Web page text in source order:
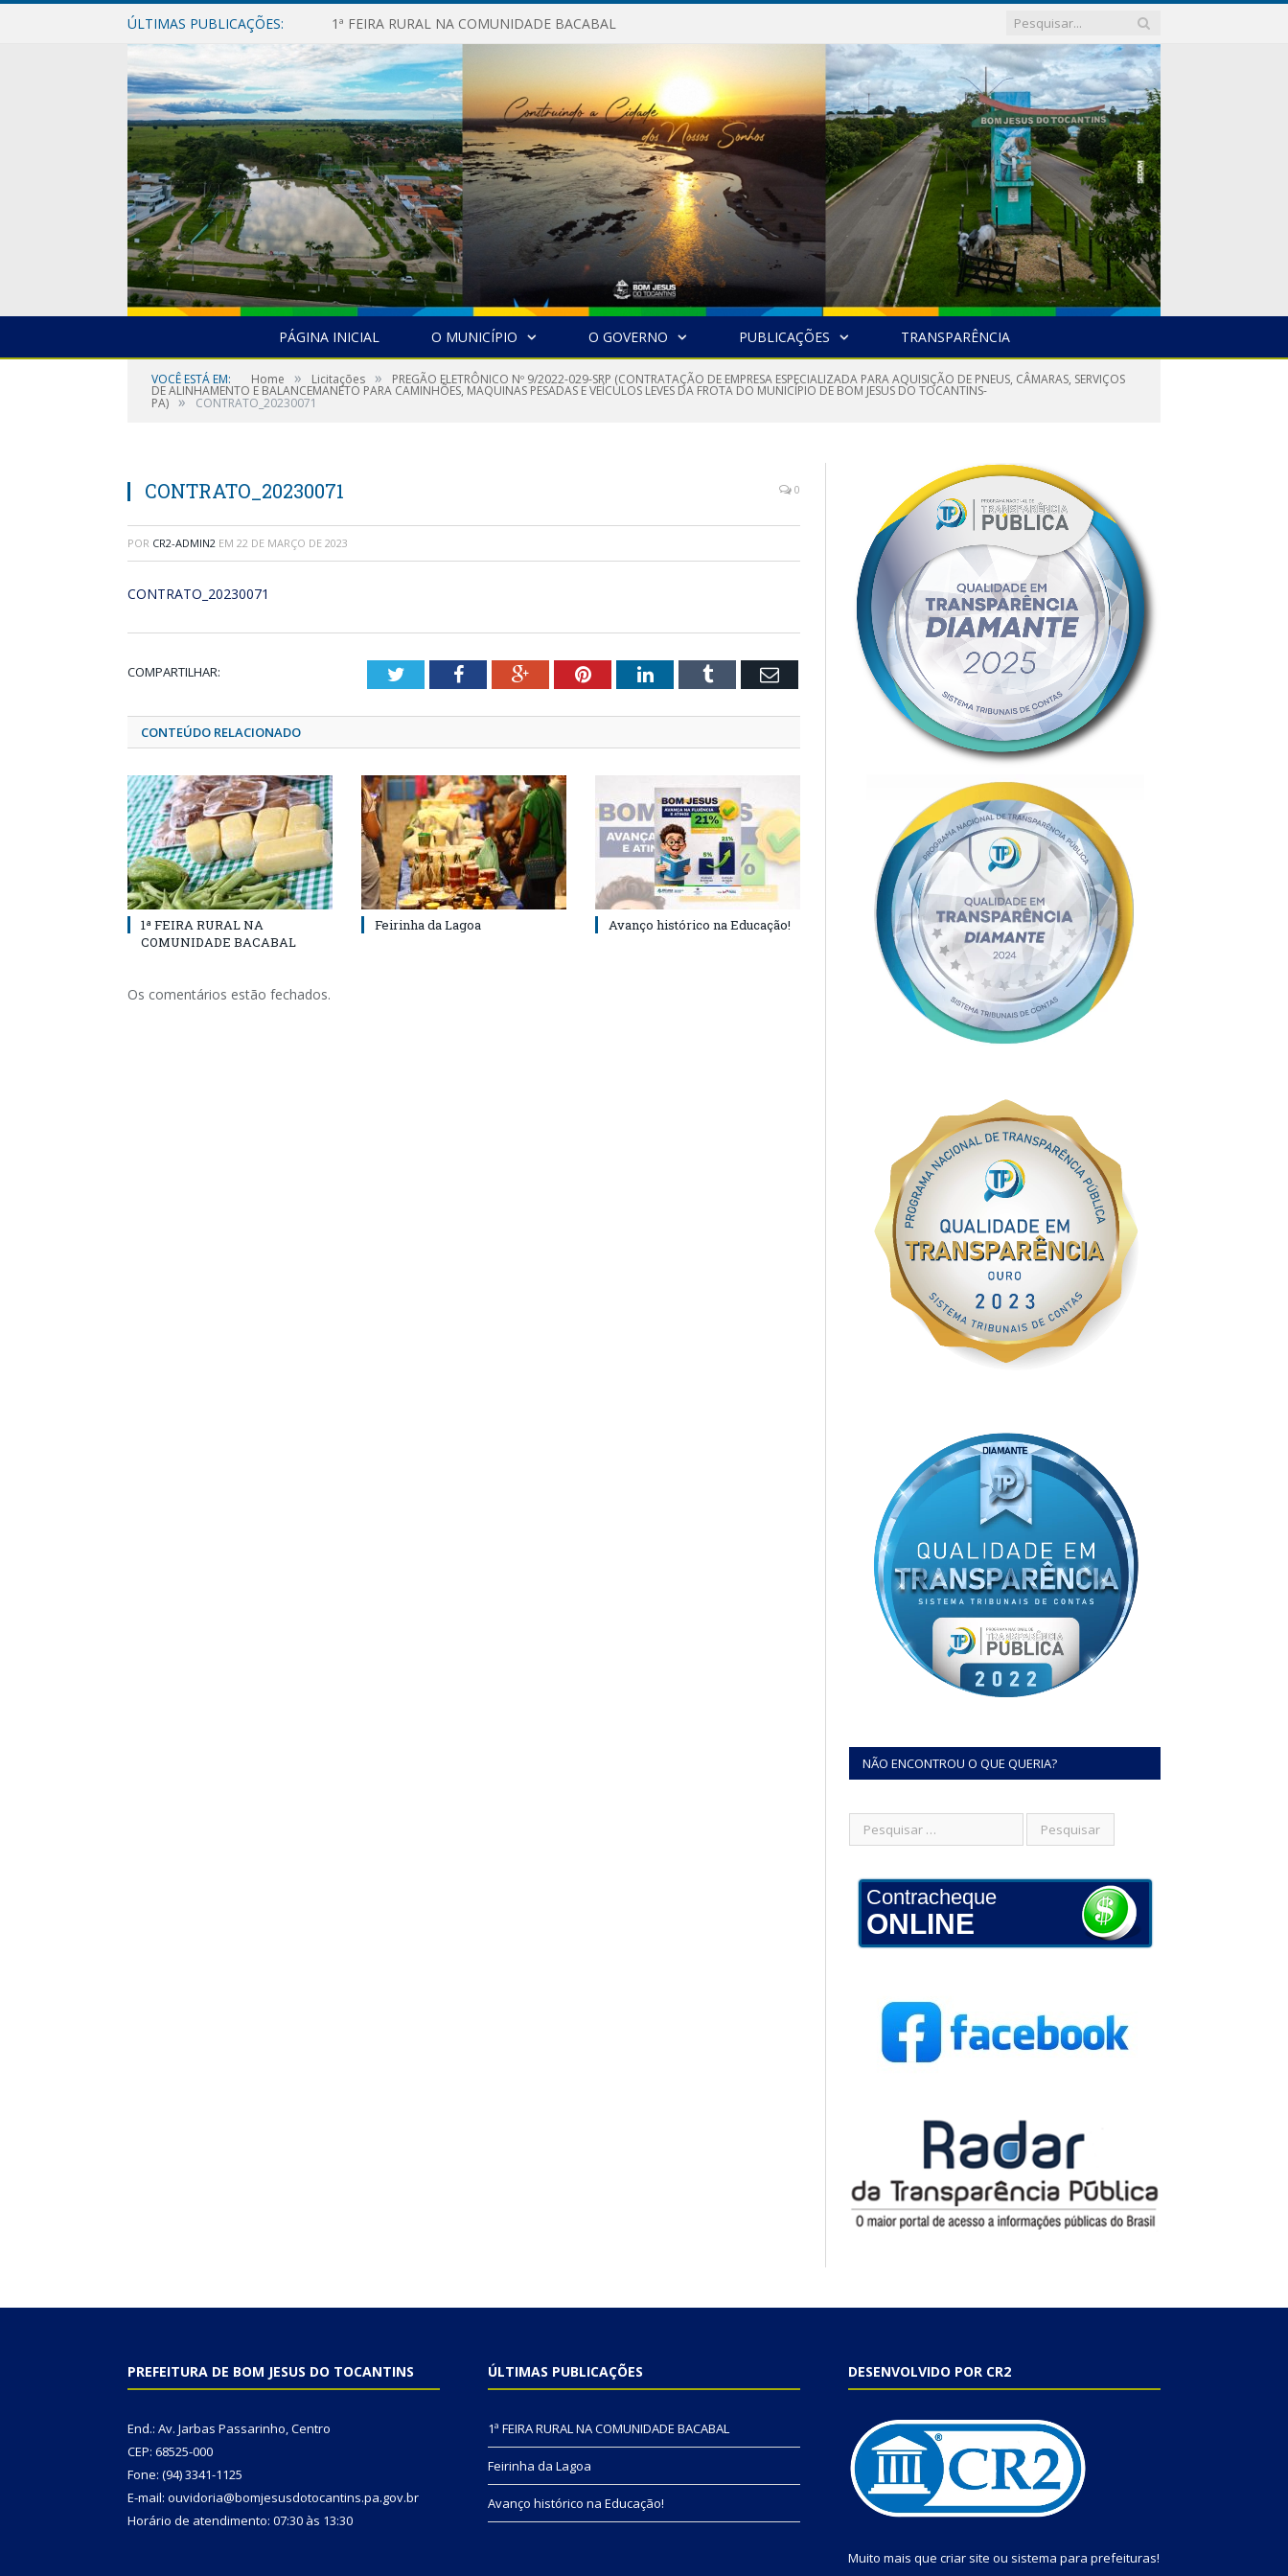
ÚLTIMAS PUBLICAÇÕES: 1ª FEIRA RURAL NA COMUNIDADE BACABAL
PÁGINA INICIAL O MUNICÍPIO O GOVERNO PUBLICAÇÕES TRANSPARÊNCIA
VOCÊ ESTÁ EM: Home » Licitações » PREGÃO ELETRÔNICO Nº 9/2022-029-SRP (CONTRATAÇÃO DE EMPRESA ESPECIALIZADA PARA AQUISIÇÃO DE PNEUS, CÂMARAS, SERVIÇOS
DE ALINHAMENTO E BALANCEMANETO PARA CAMINHÕES, MAQUINAS PESADAS E VEÍCULOS LEVES DA FROTA DO MUNICÍPIO DE BOM JESUS DO TOCANTINS-
PA) » CONTRATO_20230071
CONTRATO_20230071 0
POR CR2-ADMIN2 EM 22 DE MARÇO DE 2023
CONTRATO_20230071
COMPARTILHAR: TwitterFacebookGoogle+PinterestLinkedInTumblr Email
CONTEÚDO RELACIONADO
1ª FEIRA RURAL NA
COMUNIDADE BACABAL
Feirinha da Lagoa Avanço histórico na Educação!
Os comentários estão fechados.
NÃO ENCONTROU O QUE QUERIA?
Contracheque
ONLINE
PREFEITURA DE BOM JESUS DO TOCANTINS
End.: Av. Jarbas Passarinho, Centro
CEP: 68525-000
Fone: (94) 3341-1125
E-mail: ouvidoria@bomjesusdotocantins.pa.gov.br
Horário de atendimento: 07:30 às 13:30
ÚLTIMAS PUBLICAÇÕES
1ª FEIRA RURAL NA COMUNIDADE BACABAL
Feirinha da Lagoa
Avanço histórico na Educação!
DESENVOLVIDO POR CR2
Muito mais que criar site ou sistema para prefeituras!